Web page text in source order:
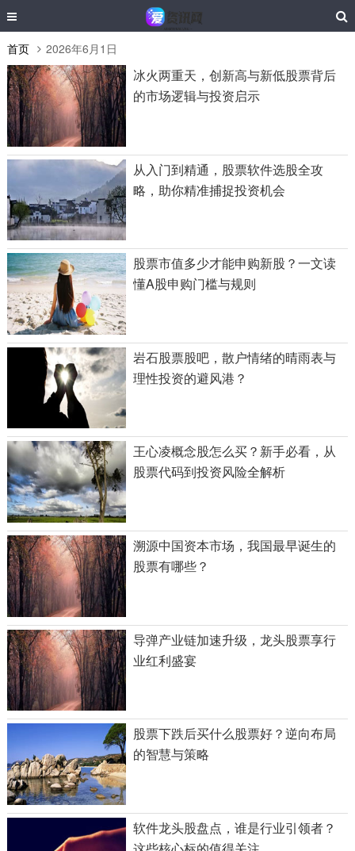
首页 2026年6月1日
冰火两重天，创新高与新低股票背后
的市场逻辑与投资启示
从入门到精通，股票软件选股全攻
略，助你精准捕捉投资机会
股票市值多少才能申购新股？一文读
懂A股申购门槛与规则
岩石股票股吧，散户情绪的晴雨表与
理性投资的避风港？
王心凌概念股怎么买？新手必看，从
股票代码到投资风险全解析
溯源中国资本市场，我国最早诞生的
股票有哪些？
导弹产业链加速升级，龙头股票享行
业红利盛宴
股票下跌后买什么股票好？逆向布局
的智慧与策略
软件龙头股盘点，谁是行业引领者？